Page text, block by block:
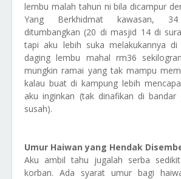
lembu malah tahun ni bila dicampur
Yang Berkhidmat kawasan,
ditumbangkan (20 di masjid 14 di
tapi aku lebih suka melakukannya di
daging lembu mahal rm36
mungkin ramai yang tak mampu
kalau buat di kampung lebih
aku inginkan (tak dinafikan di
susah).
Umur Haiwan yang Hendak
Aku ambil tahu jugalah serba
korban. Ada syarat umur bagi